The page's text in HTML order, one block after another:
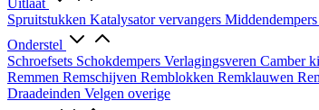
Uitlaat
Spruitstukken Katalysator vervangers Middendempers
Onderstel
Schroefsets Schokdempers Verlagingsveren Camber
Remmen Remschijven Remblokken Remklauwen
Draadeinden Velgen overige